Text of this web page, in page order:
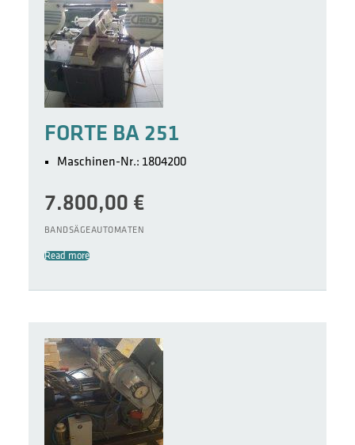
FORTE BA 251
Maschinen-Nr.: 1804200
7.800,00 €
BANDSÄGEAUTOMATEN
Read more